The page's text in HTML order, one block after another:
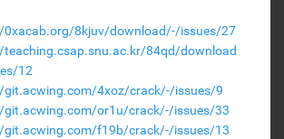
0xacab.org/8kjuv/download/-/issues/27
teaching.csap.snu.ac.kr/84qd/download
12
git.acwing.com/4xoz/crack/-/issues/9
git.acwing.com/or1u/crack/-/issues/33
git.acwing.com/f19b/crack/-/issues/13